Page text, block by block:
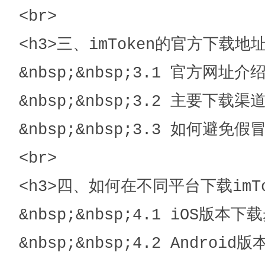
<br>
<h3>三、imToken的官方下载地
&nbsp;&nbsp;3.1 官方网址介
&nbsp;&nbsp;3.2 主要下载渠
&nbsp;&nbsp;3.3 如何避免假
<br>
<h3>四、如何在不同平台下载
&nbsp;&nbsp;4.1 iOS版本下
&nbsp;&nbsp;4.2 Android版